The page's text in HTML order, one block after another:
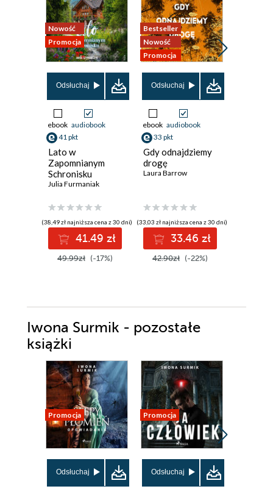
Nowość
Promocja
Odsłuchaj
ebook audiobook
41 pkt
Lato w
Zapomnianym
Schronisku
Julia Furmaniak
(38,49 zł najniższa cena z 30 dni)
41.49 zł
49.99zł (-17%)
Bestseller
Nowość
Promocja
Odsłuchaj
ebook audiobook
33 pkt
Gdy odnajdziemy
drogę
Laura Barrow
(33,03 zł najniższa cena z 30 dni)
33.46 zł
42.90zł (-22%)
Iwona Surmik - pozostałe
książki
Promocja
Odsłuchaj
Promocja
Odsłuchaj